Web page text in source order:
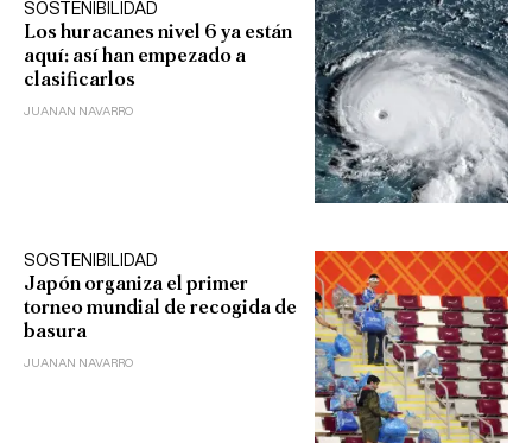
SOSTENIBILIDAD
Los huracanes nivel 6 ya están
aquí: así han empezado a
clasificarlos
JUANAN NAVARRO
SOSTENIBILIDAD
Japón organiza el primer
torneo mundial de recogida de
basura
JUANAN NAVARRO